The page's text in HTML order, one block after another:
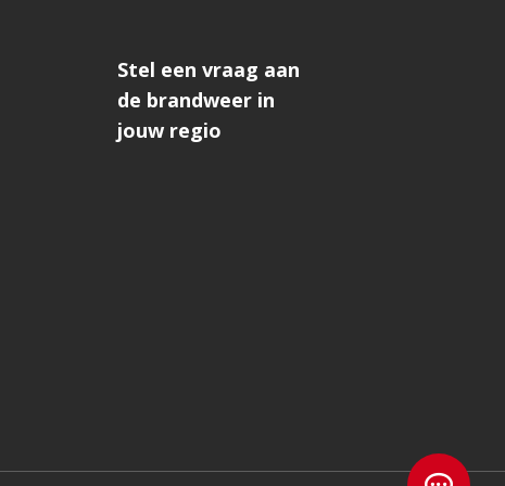
Stel een vraag aan
de brandweer in
jouw regio